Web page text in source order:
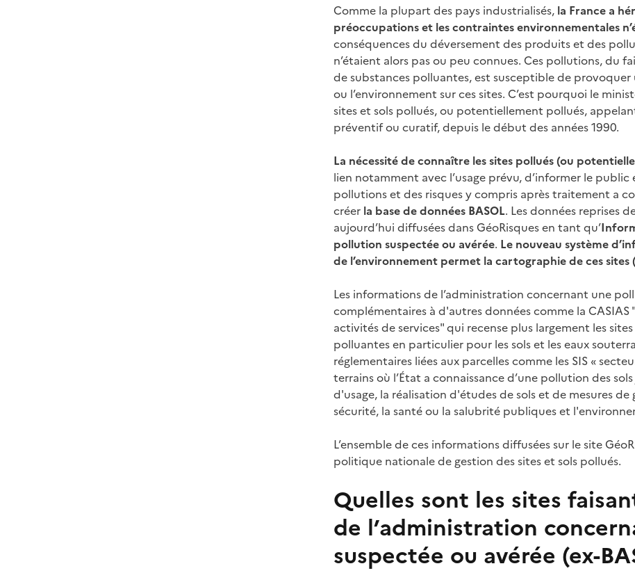
Contenu
Comme la plupart des pays industrialisés, la France a
préoccupations et les contraintes environnementales
conséquences du déversement des produits et des
n’étaient alors pas ou peu connues. Ces pollutions,
de substances polluantes, est susceptible de
ou l’environnement sur ces sites. C’est pourquoi le
sites et sols pollués, ou potentiellement pollués,
préventif ou curatif, depuis le début des années 1990.
La nécessité de connaître les sites pollués (ou
lien notamment avec l’usage prévu, d’informer le
pollutions et des risques y compris après traitement a
créer la base de données BASOL. Les données reprises
aujourd’hui diffusées dans GéoRisques en tant qu’
pollution suspectée ou avérée. Le nouveau système
de l’environnement permet la cartographie de ces sites
Les informations de l’administration concernant une
complémentaires à d'autres données comme la
activités de services" qui recense plus largement les
polluantes en particulier pour les sols et les eaux
réglementaires liées aux parcelles comme les SIS «
terrains où l’État a connaissance d’une pollution des
d'usage, la réalisation d'études de sols et de mesures
sécurité, la santé ou la salubrité publiques et
L’ensemble de ces informations diffusées sur le site
politique nationale de gestion des sites et sols pollués.
Quelles sont les sites
de l’administration
suspectée ou avérée (ex-